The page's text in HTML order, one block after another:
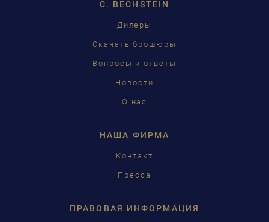
C. BECHSTEIN
Дилеры
Скачать брошюры
Вопросы и ответы
Новости
О нас
НАША ФИРМА
Контакт
Пресса
ПРАВОВАЯ ИНФОРМАЦИЯ